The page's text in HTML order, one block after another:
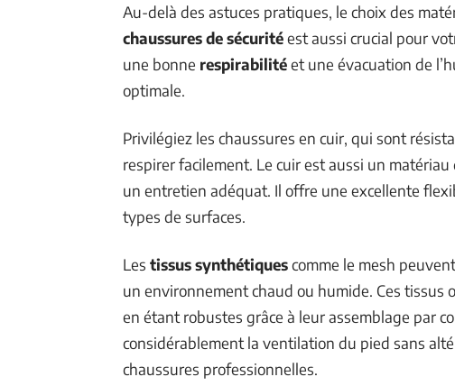
Au-delà des astuces pratiques, le choix des
chaussures de sécuritéest aussi crucial pour
une bonne respirabilitéet une évacuation de
optimale.
Privilégiez les chaussures en cuir, qui sont
respirer facilement. Le cuir est aussi un
un entretien adéquat. Il offre une excellente
types de surfaces.
Les tissus synthétiquescomme le mesh
un environnement chaud ou humide. Ces tissus
en étant robustes grâce à leur assemblage par
considérablement la ventilation du pied sans
chaussures professionnelles.